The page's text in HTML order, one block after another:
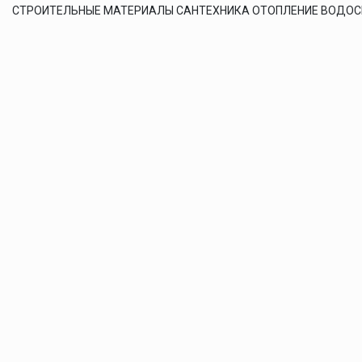
СТРОИТЕЛЬНЫЕ МАТЕРИАЛЫ САНТЕХНИКА ОТОПЛЕНИЕ